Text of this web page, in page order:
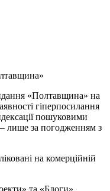
«Полтавщина» на
гіперпосилання
пошуковими
лише за погодженням з
на комерційній